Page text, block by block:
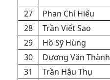
27
Phan Chí Hiếu
28
Trần Viết Sao
29
Hồ Sỹ Hùng
30
Dương Văn Thành
31
Trần Hậu Thụ